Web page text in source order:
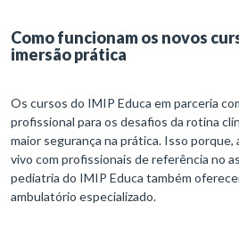
Como funcionam os novos
imersão prática
Os cursos do IMIP Educa em parceria
profissional para os desafios da rotina
maior segurança na prática. Isso porque,
vivo com profissionais de referência no
pediatria do IMIP Educa também
ambulatório especializado.